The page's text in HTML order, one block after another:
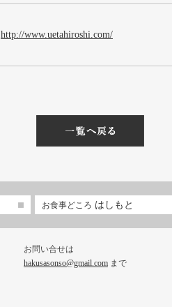
http://www.uetahiroshi.com/
お食事どころ はしもと
お問い合せは
hakusasonso@gmail.com まで